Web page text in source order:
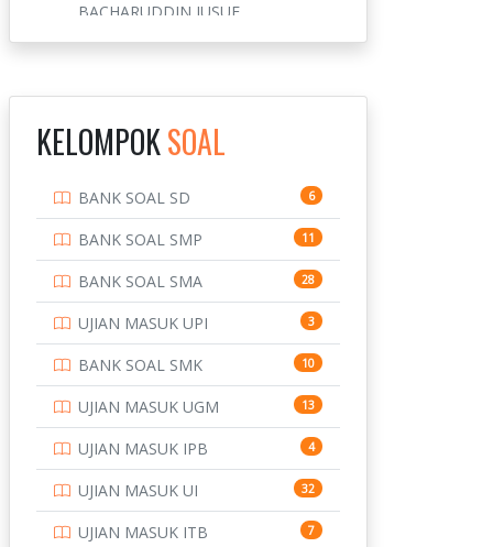
BACHARUDDIN JUSUF
BANDUNG
INSTITUT TEKNOLOGI
INSTITUT TEKNOLOGI
SEPULUH NOVEMBER
10
INSTITUT TEKNOLOGI
SUMATERA
9
IPDN / STPDN 148
PENDIDIKAN 943
PERBANKAN 3
POLRI 169
POLTEK SSN 7
4
KELOMPOKSOAL
BANK SOAL SD 6
BANK SOAL SMP 11
BANK SOAL SMA 28
UJIAN MASUK UPI 3
BANK SOAL SMK 10
UJIAN MASUK UGM 13
UJIAN MASUK IPB 4
UJIAN MASUK UI 32
UJIAN MASUK ITB 7